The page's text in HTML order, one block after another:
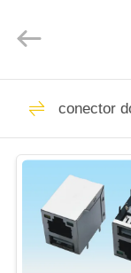
CASA
SOBRE
NÓS
2019
Electronic
fpc
conector